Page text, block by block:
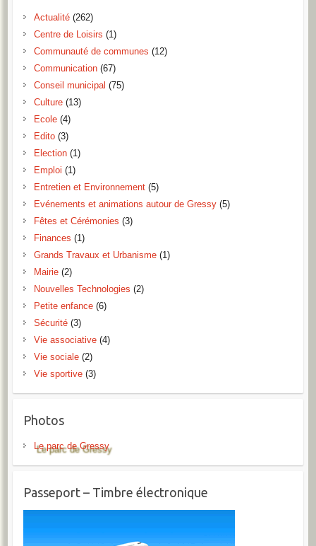
Actualité(262)
Centre de Loisirs (1)
Communauté de communes (12)
Communication(67)
Conseil municipal (75)
Culture(13)
Ecole(4)
Edito(3)
Election(1)
Emploi (1)
Entretien et Environnement(5)
Evénements et animations autour de Gressy(5)
Fêtes et Cérémonies (3)
Finances (1)
Grands Travaux et Urbanisme(1)
Mairie(2)
Nouvelles Technologies (2)
Petite enfance(6)
Sécurité(3)
Vie associative(4)
Vie sociale(2)
Vie sportive(3)
Photos
Le parc de Gressy
Passeport – Timbre électronique